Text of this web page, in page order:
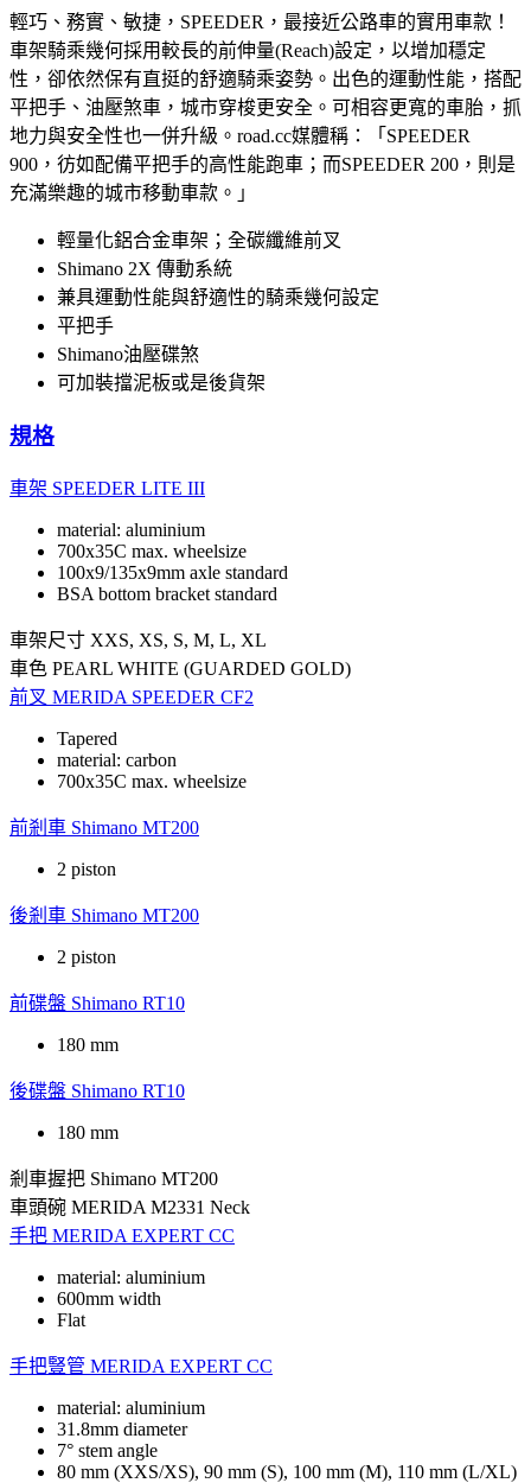
輕巧、務實、敏捷，SPEEDER，最接近公路車的實用車款！
車架騎乘幾何採用較長的前伸量(Reach)設定，以增加穩定
性，卻依然保有直挺的舒適騎乘姿勢。出色的運動性能，搭配
平把手、油壓煞車，城市穿梭更安全。可相容更寬的車胎，抓
地力與安全性也一併升級。road.cc媒體稱：「SPEEDER
900，彷如配備平把手的高性能跑車；而SPEEDER 200，則是
充滿樂趣的城市移動車款。」
輕量化鋁合金車架；全碳纖維前叉
Shimano 2X 傳動系統
兼具運動性能與舒適性的騎乘幾何設定
平把手
Shimano油壓碟煞
可加裝擋泥板或是後貨架
規格
車架 SPEEDER LITE III
material: aluminium
700x35C max. wheelsize
100x9/135x9mm axle standard
BSA bottom bracket standard
車架尺寸 XXS, XS, S, M, L, XL
車色 PEARL WHITE (GUARDED GOLD)
前叉 MERIDA SPEEDER CF2
Tapered
material: carbon
700x35C max. wheelsize
前剎車 Shimano MT200
2 piston
後剎車 Shimano MT200
2 piston
前碟盤 Shimano RT10
180 mm
後碟盤 Shimano RT10
180 mm
剎車握把 Shimano MT200
車頭碗 MERIDA M2331 Neck
手把 MERIDA EXPERT CC
material: aluminium
600mm width
Flat
手把豎管 MERIDA EXPERT CC
material: aluminium
31.8mm diameter
7° stem angle
80 mm (XXS/XS), 90 mm (S), 100 mm (M), 110 mm (L/XL)